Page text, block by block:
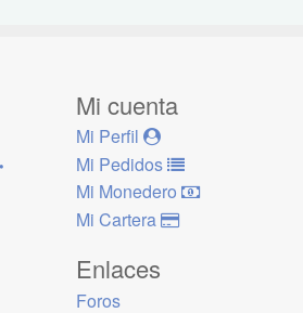
Mi cuenta
Mi Perfil
Mi Pedidos
Mi Monedero
Mi Cartera
Enlaces
Foros